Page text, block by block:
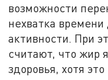
возможности
нехватка
активности. При
считают, что жир
здоровья, хотя это